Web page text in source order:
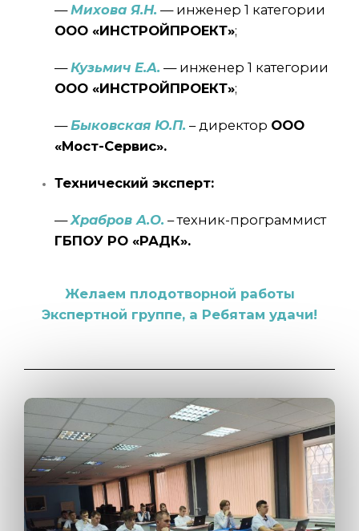
—Михова Я.Н. — инженер 1 категории
ООО «ИНСТРОЙПРОЕКТ»;
—Кузьмич Е.А. — инженер 1 категории
ООО «ИНСТРОЙПРОЕКТ»;
—Быковская Ю.П. – директор ООО
«Мост-Сервис».
Технический эксперт:
—Храбров А.О. – техник-программист
ГБПОУ РО «РАДК».
Желаем плодотворной работы
Экспертной группе, а Ребятам удачи!